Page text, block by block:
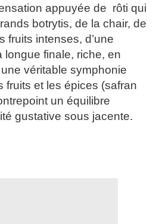
appuyée de rôti qui
botrytis, de la chair, de
fruits intenses, d’une
longue finale, riche, en
véritable symphonie
fruits et les épices (safran
un équilibre
gustative sous jacente.